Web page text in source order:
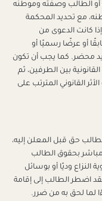
أو الطالب وصفته وموطنه
مع تحديد المحكمة
كانت الدعوى من
أو عرضًا رسميًا أو
يد محضر. كما يجب أن تكون
بين الطرفين، ثم
القانوني المترتب على
حق قبل المعلن إليه،
بحقوق الطالب
النزاع وديًا أو بوسائل
اضطر الطالب إلى إقامة
لما لحق به من ضرر.